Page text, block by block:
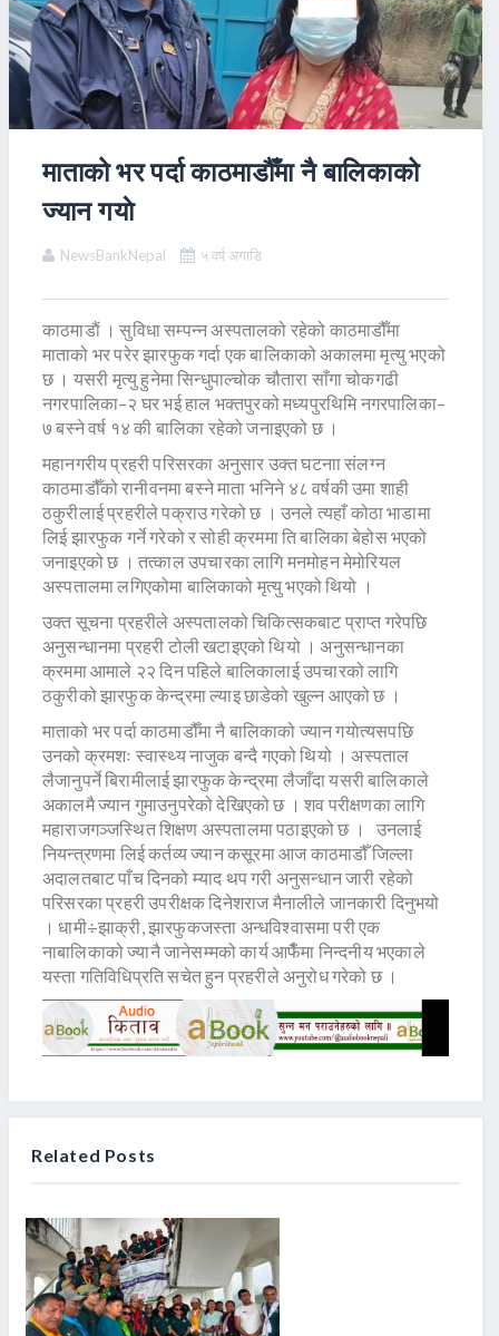
माताको भर पर्दा काठमाडौँमा नै बालिकाको
ज्यान गयाे
NewsBankNepal ५ वर्ष अगाडि
काठमाडाैं । सुविधा सम्पन्न अस्पतालको रहेको काठमाडौँमा
माताको भर परेर झारफुक गर्दा एक बालिकाको अकालमा मृत्यु भएको
छ । यसरी मृत्यु हुनेमा सिन्धुपाल्चोक चौतारा साँगा चोकगढी
नगरपालिका–२ घर भई हाल भक्तपुरको मध्यपुरथिमि नगरपालिका–
७ बस्ने वर्ष १४ की बालिका रहेको जनाइएको छ ।
महानगरीय प्रहरी परिसरका अनुसार उक्त घटनाा संलग्न
काठमाडौँको रानीवनमा बस्ने माता भनिने ४८ वर्षकी उमा शाही
ठकुरीलाई प्रहरीले पक्राउ गरेको छ । उनले त्यहाँ कोठा भाडामा
लिई झारफुक गर्ने गरेको र सोही क्रममा ति बालिका बेहोस भएको
जनाइएको छ । तत्काल उपचारका लागि मनमोहन मेमोरियल
अस्पतालमा लगिएकोमा बालिकाको मृत्यु भएको थियो ।
उक्त सूचना प्रहरीले अस्पतालको चिकित्सकबाट प्राप्त गरेपछि
अनुसन्धानमा प्रहरी टोली खटाइएको थियो । अनुसन्धानका
क्रममा आमाले २२ दिन पहिले बालिकालाई उपचारको लागि
ठकुरीको झारफुक केन्द्रमा ल्याइ छाडेको खुल्न आएको छ ।
माताको भर पर्दा काठमाडौँमा नै बालिकाको ज्यान गयाेत्यसपछि
उनको क्रमशः स्वास्थ्य नाजुक बन्दै गएको थियो । अस्पताल
लैजानुपर्ने बिरामीलाई झारफुक केन्द्रमा लैजाँदा यसरी बालिकाले
अकालमै ज्यान गुमाउनुपरेको देखिएको छ । शव परीक्षणका लागि
महाराजगञ्जस्थित शिक्षण अस्पतालमा पठाइएको छ । उनलाई
नियन्त्रणमा लिई कर्तव्य ज्यान कसूरमा आज काठमाडौँ जिल्ला
अदालतबाट पाँच दिनको म्याद थप गरी अनुसन्धान जारी रहेको
परिसरका प्रहरी उपरीक्षक दिनेशराज मैनालीले जानकारी दिनुभयो
। धामी÷झाक्री, झारफुकजस्ता अन्धविश्वासमा परी एक
नाबालिकाको ज्यानै जानेसम्मको कार्य आफैँमा निन्दनीय भएकाले
यस्ता गतिविधिप्रति सचेत हुन प्रहरीले अनुरोध गरेको छ ।
Related Posts